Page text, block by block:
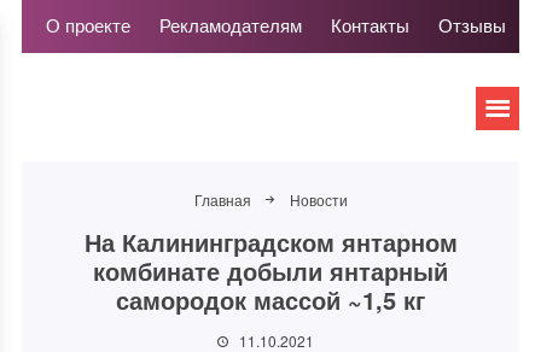
О проекте Рекламодателям Контакты Отзывы
Главная Новости
На Калининградском янтарном
комбинате добыли янтарный
самородок массой ~1,5 кг
11.10.2021